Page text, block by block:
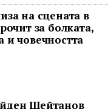
на сцената в
за болката,
и човечността
Шейтанов